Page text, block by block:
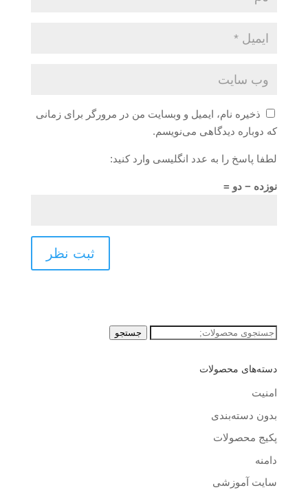
ذخیره نام، ایمیل و وبسایت من در مرورگر برای زمانی
که دوباره دیدگاهی می‌نویسم.
لطفا پاسخ را به عدد انگلیسی وارد کنید:
نوزده − دو =
جستجو
جستجو
دسته‌های محصولات
امنیت
بدون دسته‌بندی
پکیج محصولات
دامنه
سایت آموزشی